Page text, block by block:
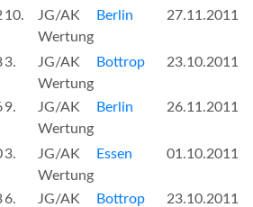
10.
JG/AK
Wertung
Berlin 27.11.2011
3.
JG/AK
Wertung
Bottrop 23.10.2011
9.
JG/AK
Wertung
Berlin 26.11.2011
3.
JG/AK
Wertung
Essen 01.10.2011
6.
JG/AK
Bottrop 23.10.2011